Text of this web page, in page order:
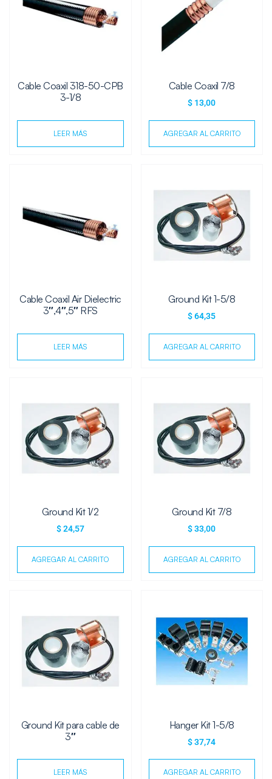
Cable Coaxil 318-50-CPB
3-1/8
LEER MÁS
Cable Coaxil 7/8
$ 13,00
AGREGAR AL CARRITO
Cable Coaxil Air Dielectric
3″,4″,5″ RFS
LEER MÁS
Ground Kit 1-5/8
$64,35
AGREGAR AL CARRITO
Ground Kit 1/2
$24,57
AGREGAR AL CARRITO
Ground Kit 7/8
$33,00
AGREGAR AL CARRITO
Ground Kit para cable de
3″
LEER MÁS
Hanger Kit 1-5/8
$37,74
AGREGAR AL CARRITO